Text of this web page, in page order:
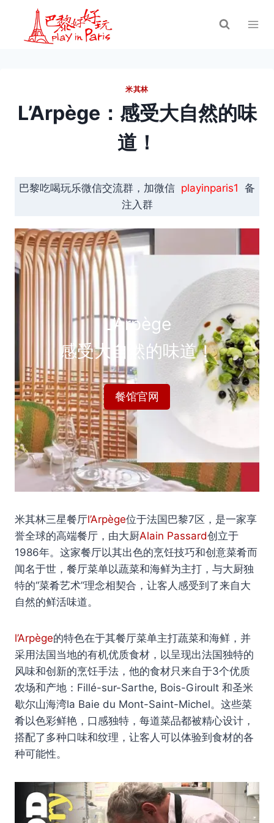
米其林
L’Arpège：感受大自然的味
道！
巴黎吃喝玩乐微信交流群，加微信 playinparis1 备
注入群
L’Arpège
感受大自然的味道！
餐馆官网
米其林三星餐厅l’Arpège位于法国巴黎7区，是一家享
誉全球的高端餐厅，由大厨Alain Passard创立于
1986年。这家餐厅以其出色的烹饪技巧和创意菜肴而
闻名于世，餐厅菜单以蔬菜和海鲜为主打，与大厨独
特的“菜肴艺术”理念相契合，让客人感受到了来自大
自然的鲜活味道。
l’Arpège的特色在于其餐厅菜单主打蔬菜和海鲜，并
采用法国当地的有机优质食材，以呈现出法国独特的
风味和创新的烹饪手法，他的食材只来自于3个优质
农场和产地：Fillé-sur-Sarthe, Bois-Giroult 和圣米
歇尔山海湾la Baie du Mont-Saint-Michel。这些菜
肴以色彩鲜艳，口感独特，每道菜品都被精心设计，
搭配了多种口味和纹理，让客人可以体验到食材的各
种可能性。